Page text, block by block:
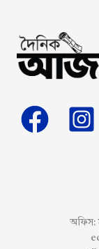
অফিস: